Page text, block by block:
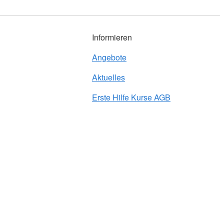
Informieren
Angebote
Aktuelles
Erste Hilfe Kurse AGB